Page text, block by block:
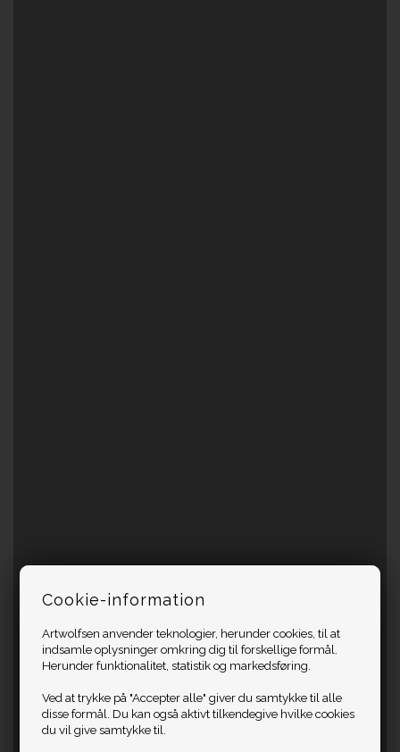
Cookie-information
Artwolfsen anvender teknologier, herunder cookies, til at
indsamle oplysninger omkring dig til forskellige formål.
Herunder funktionalitet, statistik og markedsføring.
Ved at trykke på "Accepter alle" giver du samtykke til alle
disse formål. Du kan også aktivt tilkendegive hvilke cookies
du vil give samtykke til.